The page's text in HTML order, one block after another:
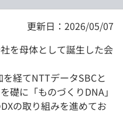
更新日：2026/05/07
を母体として誕生した会
経てNTTデータSBCと
礎に「ものづくりDNA」
の取り組みを進めてお